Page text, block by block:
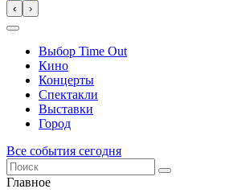
‹ ›
Выбор Time Out
Кино
Концерты
Спектакли
Выставки
Город
Все события сегодня
Главное